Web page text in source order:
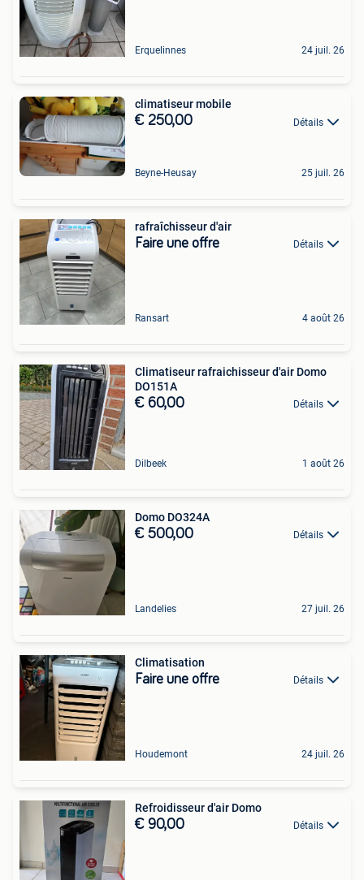
Erquelinnes 24 juil. 26
climatiseur mobile
€ 250,00 Détails
Beyne-Heusay 25 juil. 26
rafraîchisseur d'air
Faire une offre Détails
Ransart 4 août 26
Climatiseur rafraichisseur d'air Domo
DO151A
€ 60,00 Détails
Dilbeek 1 août 26
Domo DO324A
€ 500,00 Détails
Landelies 27 juil. 26
Climatisation
Faire une offre Détails
Houdemont 24 juil. 26
Refroidisseur d'air Domo
€ 90,00 Détails